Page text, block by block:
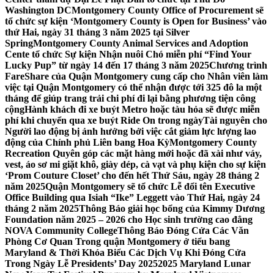
Washington DCMontgomery County Office of Procurement sẽ
tổ chức sự kiện ‘Montgomery County is Open for Business’ vào
thứ Hai, ngày 31 tháng 3 năm 2025 tại Silver
SpringMontgomery County Animal Services and Adoption
Cente tổ chức Sự kiện Nhận nuôi Chó miễn phí “Find Your
Lucky Pup” từ ngày 14 đến 17 tháng 3 năm 2025Chương trình
FareShare của Quận Montgomery cung cấp cho Nhân viên làm
việc tại Quận Montgomery có thể nhận được tới 325 đô la một
tháng để giúp trang trải chi phí đi lại bằng phương tiện công
cộngHành khách đi xe buýt Metro hoặc tàu hỏa sẽ được miễn
phí khi chuyển qua xe buýt Ride On trong ngàyTài nguyên cho
Người lao động bị ảnh hưởng bởi việc cắt giảm lực lượng lao
động của Chính phủ Liên bang Hoa KỳMontgomery County
Recreation Quyên góp các mặt hàng mới hoặc đã xài như váy,
vest, áo sơ mi giặt khô, giày dép, cà vạt và phụ kiện cho sự kiện
‘Prom Couture Closet’ cho đến hết Thứ Sáu, ngày 28 tháng 2
năm 2025Quận Montgomery sẽ tổ chức Lễ đổi tên Executive
Office Building qua Isiah “Ike” Leggett vào Thứ Hai, ngày 24
tháng 2 năm 2025Thông Báo giải học bổng của Kimmy Dương
Foundation năm 2025 – 2026 cho Học sinh trường cao đẳng
NOVA Community CollegeThông Báo Đóng Cửa Các Văn
Phòng Cơ Quan Trong quận Montgomery ở tiểu bang
Maryland & Thời Khóa Biểu Các Dịch Vụ Khi Đóng Cửa
Trong Ngày Lễ Presidents’ Day 20252025 Maryland Lunar